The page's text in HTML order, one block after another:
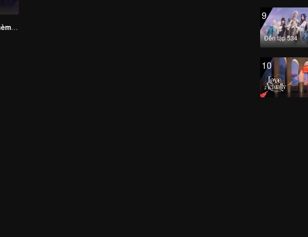
Còn Lâu Mới Thèm Yêu Đương
9
Đến tập 534
10